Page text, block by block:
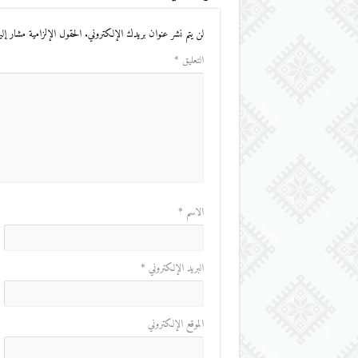
لن يتم نشر عنوان بريدك الإلكتروني. الحقول الإلزامية مشار
التعليق *
الاسم *
البريد الإلكتروني *
الموقع الإلكتروني